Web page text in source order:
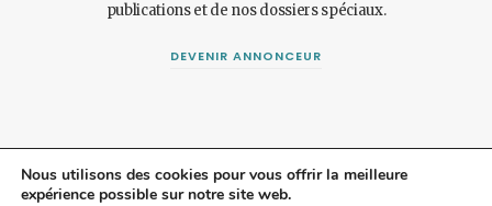
publications et de nos dossiers spéciaux.
DEVENIR ANNONCEUR
Nous utilisons des cookies pour vous offrir la meilleure
expérience possible sur notre site web.